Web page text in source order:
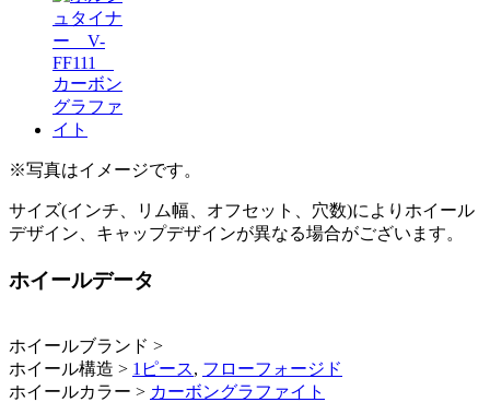
※写真はイメージです。
サイズ(インチ、リム幅、オフセット、穴数)によりホイール
デザイン、キャップデザインが異なる場合がございます。
ホイールデータ
ホイールブランド >
ホイール構造 > 1ピース, フローフォージド
ホイールカラー > カーボングラファイト